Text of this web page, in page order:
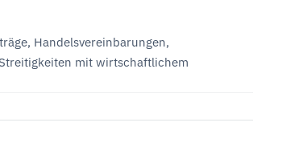
Handelsvereinbarungen,
mit wirtschaftlichem